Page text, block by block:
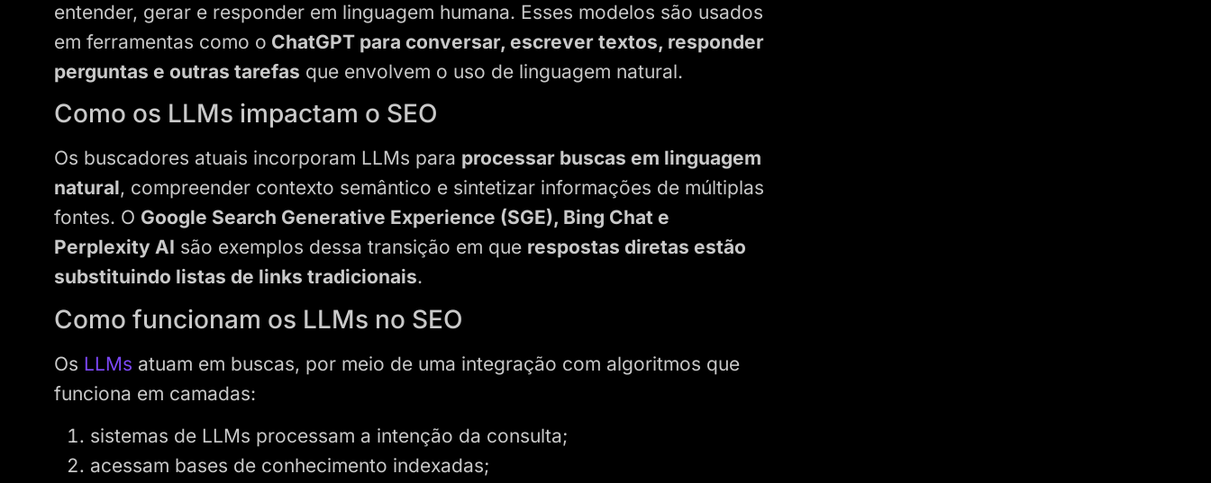
entender, gerar e responder em linguagem humana. Esses modelos são usados
em ferramentas como o ChatGPT para conversar, escrever textos, responder
perguntas e outras tarefas que envolvem o uso de linguagem natural.
Como os LLMs impactam o SEO
Os buscadores atuais incorporam LLMs para processar buscas em linguagem
natural, compreender contexto semântico e sintetizar informações de múltiplas
fontes. O Google Search Generative Experience (SGE), Bing Chat e
Perplexity AI são exemplos dessa transição em que respostas diretas estão
substituindo listas de links tradicionais.
Como funcionam os LLMs no SEO
Os LLMs atuam em buscas, por meio de uma integração com algoritmos que
funciona em camadas:
sistemas de LLMs processam a intenção da consulta;
acessam bases de conhecimento indexadas;